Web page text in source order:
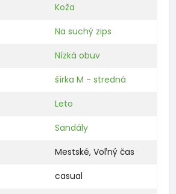
Koža
Na suchý zips
Nízká obuv
šírka M - stredná
Leto
Sandály
Mestské, Voľný čas
casual